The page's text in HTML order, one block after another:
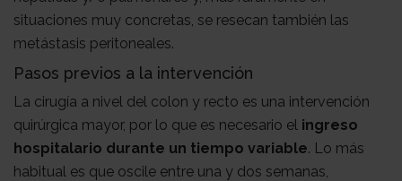
situaciones muy concretas, se resecan también las
metástasis peritoneales.
Pasos previos a la intervención
La cirugía a nivel del colon y recto es una intervención
quirúrgica mayor, por lo que es necesario el ingreso
hospitalario durante un tiempo variable. Lo más
habitual es que oscile entre una y dos semanas,